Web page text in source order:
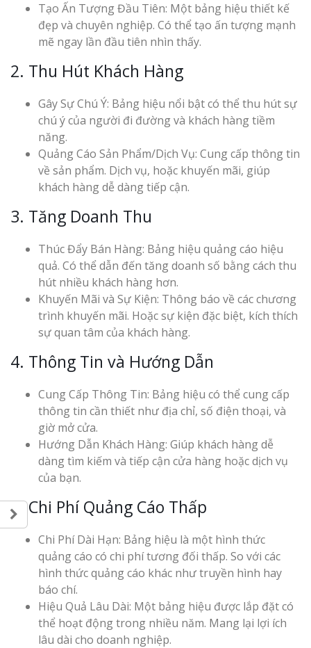
Tạo Ấn Tượng Đầu Tiên: Một bảng hiệu thiết kế
đẹp và chuyên nghiệp. Có thể tạo ấn tượng mạnh
mẽ ngay lần đầu tiên nhìn thấy.
2. Thu Hút Khách Hàng
Gây Sự Chú Ý: Bảng hiệu nổi bật có thể thu hút sự
chú ý của người đi đường và khách hàng tiềm
năng.
Quảng Cáo Sản Phẩm/Dịch Vụ: Cung cấp thông tin
về sản phẩm. Dịch vụ, hoặc khuyến mãi, giúp
khách hàng dễ dàng tiếp cận.
3. Tăng Doanh Thu
Thúc Đẩy Bán Hàng: Bảng hiệu quảng cáo hiệu
quả. Có thể dẫn đến tăng doanh số bằng cách thu
hút nhiều khách hàng hơn.
Khuyến Mãi và Sự Kiện: Thông báo về các chương
trình khuyến mãi. Hoặc sự kiện đặc biệt, kích thích
sự quan tâm của khách hàng.
4. Thông Tin và Hướng Dẫn
Cung Cấp Thông Tin: Bảng hiệu có thể cung cấp
thông tin cần thiết như địa chỉ, số điện thoại, và
giờ mở cửa.
Hướng Dẫn Khách Hàng: Giúp khách hàng dễ
dàng tìm kiếm và tiếp cận cửa hàng hoặc dịch vụ
của bạn.
5. Chi Phí Quảng Cáo Thấp
Chi Phí Dài Hạn: Bảng hiệu là một hình thức
quảng cáo có chi phí tương đối thấp. So với các
hình thức quảng cáo khác như truyền hình hay
báo chí.
Hiệu Quả Lâu Dài: Một bảng hiệu được lắp đặt có
thể hoạt động trong nhiều năm. Mang lại lợi ích
lâu dài cho doanh nghiệp.
Làm Biển
Rẻ Tại Vinh Giải Pháp
Quả
Biển Led
Ma Trận
Nghiệp
Làm Biển
Mica Tại Vinh Lấy
Làm biển
tại Vinh Nghệ An
Nam Đàn Uy Tín Giá
Làm Biển
Mỹ Phẩm Vinh Thu
Top 10 Mẫu